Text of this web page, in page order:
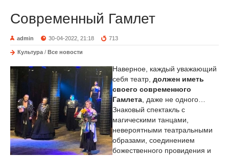
Современный Гамлет
admin 30-04-2022, 21:18 713
Культура / Все новости
Наверное, каждый уважающий
себя театр, должен иметь
своего современного
Гамлета , даже не одного…
Знаковый спектакль с
магическими танцами,
невероятными театральными
образами, соединением
божественного провидения и